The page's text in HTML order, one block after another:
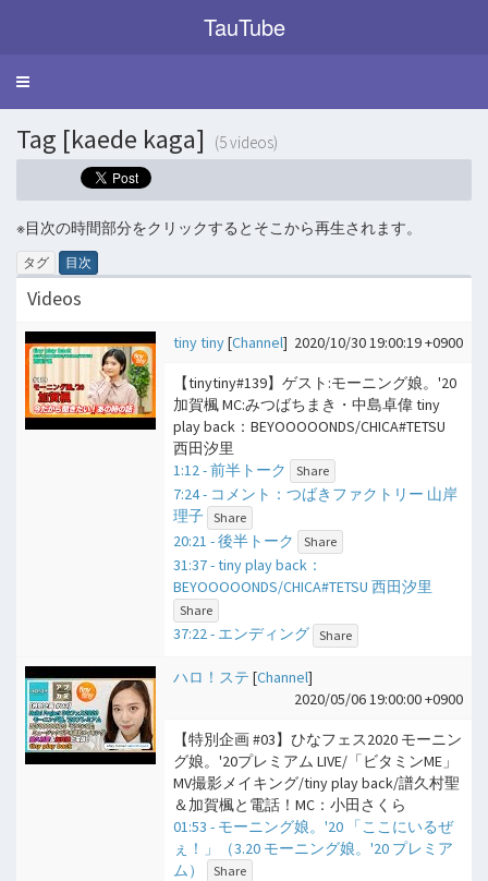
TauTube
Toggle
Tag [kaede kaga] (5 videos)
※目次の時間部分をクリックするとそこから再生されます。
タグ 目次
Videos
tiny tiny[Channel] 2020/10/30 19:00:19 +0900
【tinytiny#139】ゲスト:モーニング娘。'20
加賀楓 MC:みつばちまき・中島卓偉 tiny
play back：BEYOOOOONDS/CHICA#TETSU
西田汐里
1:12 - 前半トーク
Share
7:24 - コメント：つばきファクトリー 山岸
理子 Share
20:21 - 後半トーク Share
31:37 - tiny play back：
BEYOOOOONDS/CHICA#TETSU 西田汐里
Share
37:22 - エンディング Share
ハロ！ステ [Channel]
2020/05/06 19:00:00 +0900
【特別企画 #03】ひなフェス2020 モーニン
グ娘。'20プレミアム LIVE/「ビタミンME」
MV撮影メイキング/tiny play back/譜久村聖
＆加賀楓と電話！MC：小田さくら
01:53 - モーニング娘。'20 「ここにいるぜ
ぇ！」（3.20 モーニング娘。'20 プレミア
ム）
Share